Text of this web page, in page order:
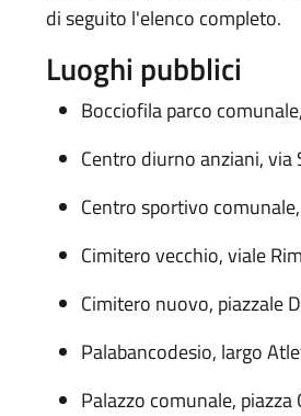
di seguito l'elenco completo.
Luoghi pubblici
Bocciofila parco
Centro diurno anziani, via
Centro sportivo
Cimitero vecchio, viale
Cimitero nuovo, piazzale
Palabancodesio, largo
Palazzo comunale, piazza